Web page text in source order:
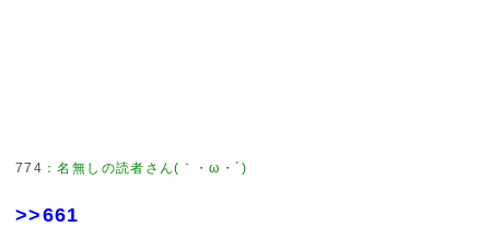
774 ：名無しの読者さん(｀・ω・´)
>>661